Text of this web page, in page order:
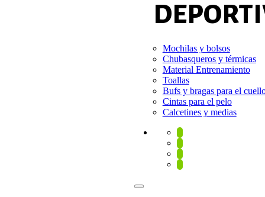
Mochilas y bolsos
Chubasqueros y térmicas
Material Entrenamiento
Toallas
Bufs y bragas para el
Cintas para el pelo
Calcetines y medias